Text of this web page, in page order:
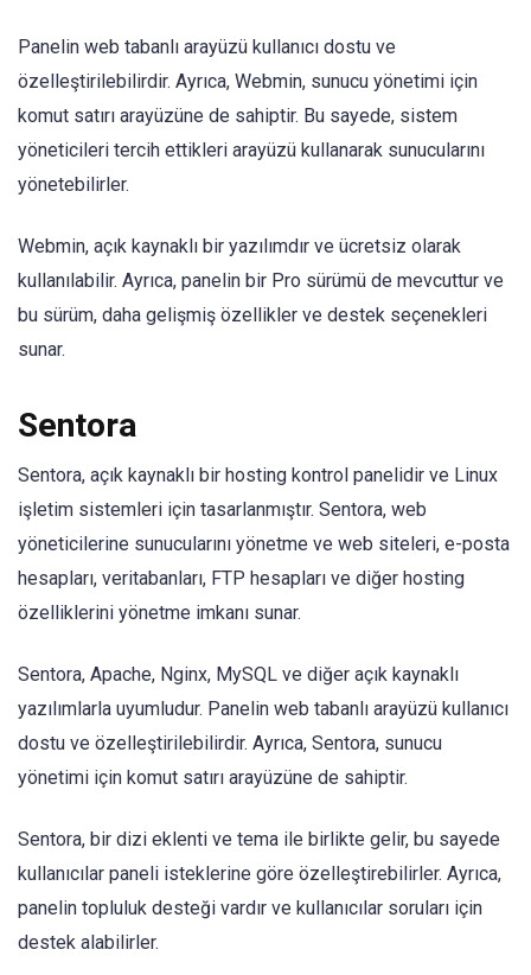
Panelin web tabanlı arayüzü kullanıcı dostu ve
özelleştirilebilirdir. Ayrıca, Webmin, sunucu yönetimi için
komut satırı arayüzüne de sahiptir. Bu sayede, sistem
yöneticileri tercih ettikleri arayüzü kullanarak sunucularını
yönetebilirler.
Webmin, açık kaynaklı bir yazılımdır ve ücretsiz olarak
kullanılabilir. Ayrıca, panelin bir Pro sürümü de mevcuttur ve
bu sürüm, daha gelişmiş özellikler ve destek seçenekleri
sunar.
Sentora
Sentora, açık kaynaklı bir hosting kontrol panelidir ve Linux
işletim sistemleri için tasarlanmıştır. Sentora, web
yöneticilerine sunucularını yönetme ve web siteleri, e-posta
hesapları, veritabanları, FTP hesapları ve diğer hosting
özelliklerini yönetme imkanı sunar.
Sentora, Apache, Nginx, MySQL ve diğer açık kaynaklı
yazılımlarla uyumludur. Panelin web tabanlı arayüzü kullanıcı
dostu ve özelleştirilebilirdir. Ayrıca, Sentora, sunucu
yönetimi için komut satırı arayüzüne de sahiptir.
Sentora, bir dizi eklenti ve tema ile birlikte gelir, bu sayede
kullanıcılar paneli isteklerine göre özelleştirebilirler. Ayrıca,
panelin topluluk desteği vardır ve kullanıcılar soruları için
destek alabilirler.